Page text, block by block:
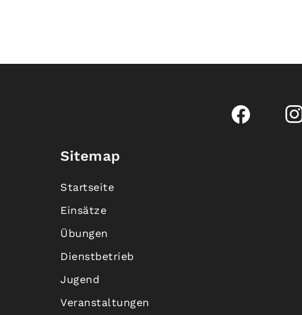
Sitemap
Startseite
Einsätze
Übungen
Dienstbetrieb
Jugend
Veranstaltungen